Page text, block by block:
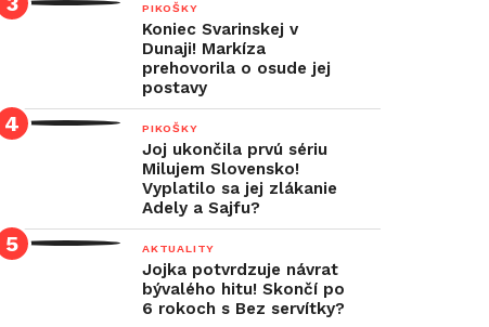
PIKOŠKY
Koniec Svarinskej v
Dunaji! Markíza
prehovorila o osude jej
postavy
PIKOŠKY
Joj ukončila prvú sériu
Milujem Slovensko!
Vyplatilo sa jej zlákanie
Adely a Sajfu?
AKTUALITY
Jojka potvrdzuje návrat
bývalého hitu! Skončí po
6 rokoch s Bez servítky?